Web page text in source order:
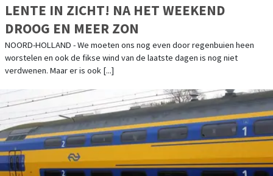
LENTE IN ZICHT! NA HET WEEKEND
DROOG EN MEER ZON
NOORD-HOLLAND - We moeten ons nog even door regenbuien heen
worstelen en ook de fikse wind van de laatste dagen is nog niet
verdwenen. Maar er is ook [...]